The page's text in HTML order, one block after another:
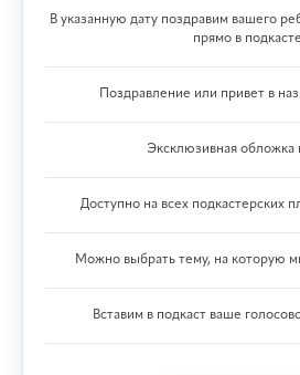
В указанную дату поздравим вашего
прямо в подкасте
Поздравление или привет в
Эксклюзивная обложка
Доступно на всех подкастерских
Можно выбрать тему, на которую
Вставим в подкаст ваше